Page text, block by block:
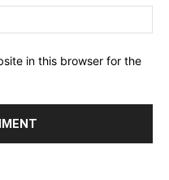
in this browser for the